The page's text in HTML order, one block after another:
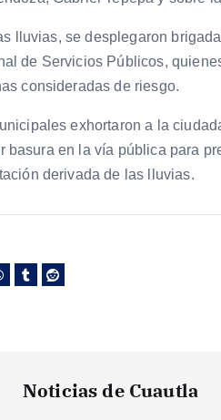
lluvias, se desplegaron
de Servicios Públicos,
consideradas de riesgo.
exhortaron a la
basura en la vía pública para
derivada de las lluvias.
Noticias de Cuautla